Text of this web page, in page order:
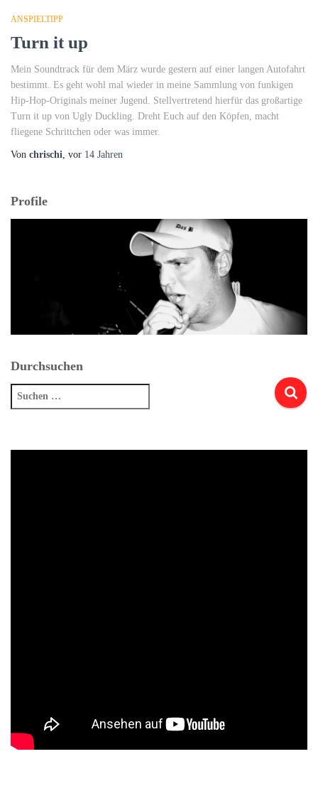
ANSPIELTIPP
Turn it up
Mein Soundtrack für dem März wurde gestern auf einer langen Autofahrt
bestimmt. Es geht wohl mal wieder in meine Sammlung von funkigen
Hip-Hop-Originals meiner Jugend. Stellvertretend hierfür das großartige
Turn it up von Ugly Duckling. Dreht Euch auf den Köpfen, macht
fliegene Schrittchen oder was immer.
Von chrischi, vor 14 Jahren
Profile
Durchsuchen
Suchen
nach: